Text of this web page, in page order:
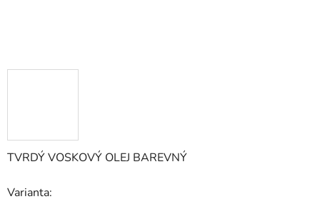
TVRDÝ VOSKOVÝ OLEJ BAREVNÝ
Varianta: